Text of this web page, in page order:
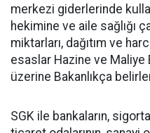
merkezi giderlerinde
hekimine ve aile sağlığı
miktarları, dağıtım ve
esaslar Hazine ve Maliye
üzerine Bakanlıkça
SGK ile bankaların,